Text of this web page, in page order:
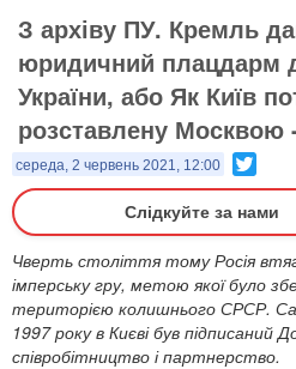
З архіву ПУ. Кремль
юридичний плацдарм
України, або Як Київ
розставлену Москвою
середа, 2 червень 2021, 12:00
Слідкуйте за нами
Чверть століття тому Росія
імперську гру, метою якої було
територією колишнього СРСР.
1997 року в Києві був підписаний
співробітництво і партнерство.